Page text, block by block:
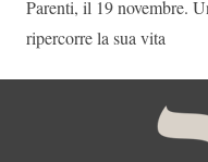
Parenti, il 19 novembre.
ripercorre la sua vita